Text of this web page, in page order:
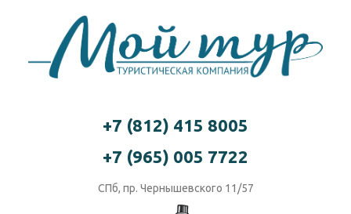
+7 (812) 415 8005
+7 (965) 005 7722
СПб, пр. Чернышевского 11/57